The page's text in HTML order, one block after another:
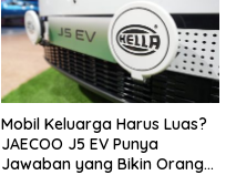
Mobil Keluarga Harus Luas?
JAECOO J5 EV Punya
Jawaban yang Bikin Orang